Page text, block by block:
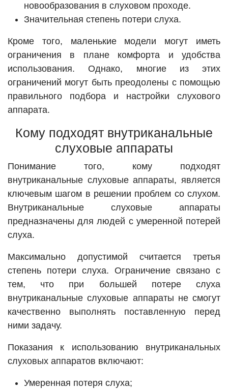
новообразования в слуховом проходе.
Значительная степень потери слуха.
Кроме того, маленькие модели могут иметь
ограничения в плане комфорта и удобства
использования. Однако, многие из этих
ограничений могут быть преодолены с помощью
правильного подбора и настройки слухового
аппарата.
Кому подходят внутриканальные
слуховые аппараты
Понимание того, кому подходят
внутриканальные слуховые аппараты, является
ключевым шагом в решении проблем со слухом.
Внутриканальные слуховые аппараты
предназначены для людей с умеренной потерей
слуха.
Максимально допустимой считается третья
степень потери слуха. Ограничение связано с
тем, что при большей потере слуха
внутриканальные слуховые аппараты не смогут
качественно выполнять поставленную перед
ними задачу.
Показания к использованию внутриканальных
слуховых аппаратов включают:
Умеренная потеря слуха;